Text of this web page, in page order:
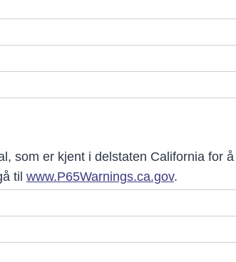
som er kjent i delstaten California for
til www.P65Warnings.ca.gov.